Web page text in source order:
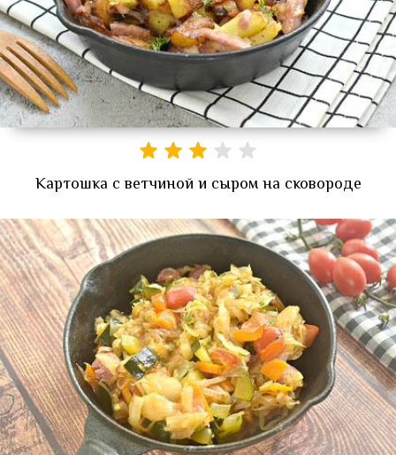
Картошка с ветчиной и сыром на сковороде